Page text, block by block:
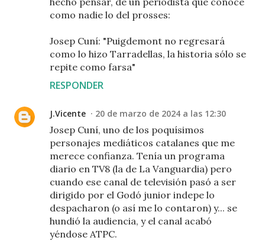
como nadie lo del prosses:
Josep Cuní: "Puigdemont no regresará
como lo hizo Tarradellas, la historia sólo se
repite como farsa"
RESPONDER
J.Vicente 20 de marzo de 2024 a las 12:30
Josep Cuní, uno de los poquísimos
personajes mediáticos catalanes que me
merece confianza. Tenía un programa
diario en TV8 (la de La Vanguardia) pero
cuando ese canal de televisión pasó a ser
dirigido por el Godó junior indepe lo
despacharon (o así me lo contaron) y... se
hundió la audiencia, y el canal acabó
yéndose ATPC.